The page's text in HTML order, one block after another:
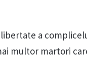
a
multor martori